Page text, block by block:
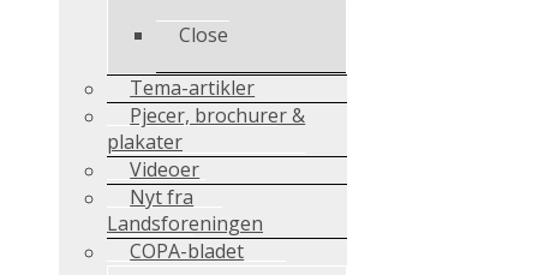
Close
Tema-artikler
Pjecer, brochurer &
plakater
Videoer
Nyt fra
Landsforeningen
COPA-bladet